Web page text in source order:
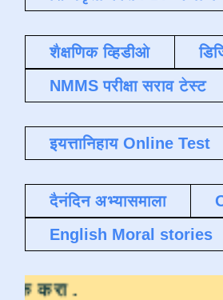
शैक्षणिक व्हिडीओ
NMMS परीक्षा सराव टेस्ट
इयत्तानिहाय Online Test
दैनंदिन अभ्यासमाला
English Moral stories
येथे क्लिक करा